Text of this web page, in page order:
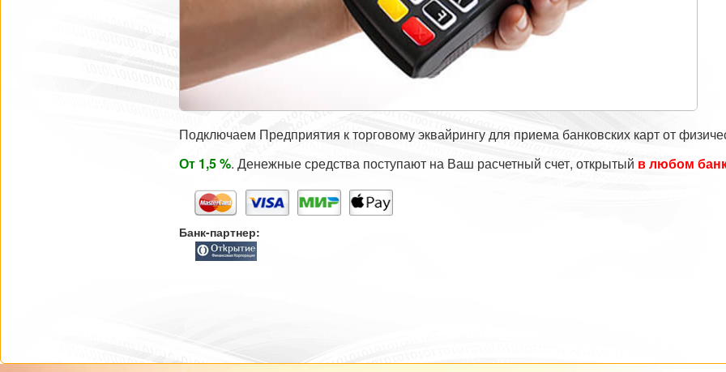
Подключаем Предприятия к торговому эквайрингу для приема банковских карт от
От 1,5 %. Денежные средства поступают на Ваш расчетный счет, открытый в любом
Банк-партнер: